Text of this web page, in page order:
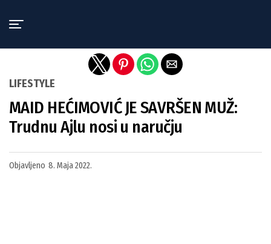
LIFESTYLE
MAID HEĆIMOVIĆ JE SAVRŠEN MUŽ:
Trudnu Ajlu nosi u naručju
Objavljeno 8. Maja 2022.